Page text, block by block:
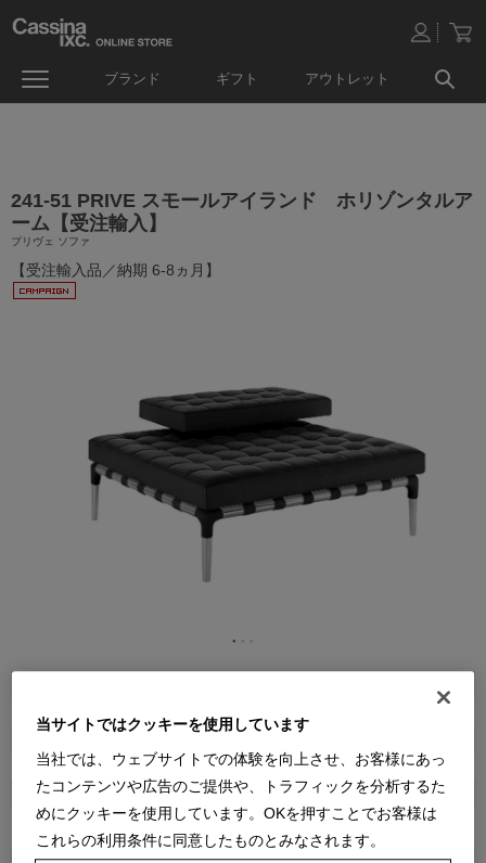
ブランド ギフト アウトレット
241-51 PRIVE スモールアイランド ホリゾンタルア
ーム【受注輸入】
プリヴェ ソファ
【受注輸入品／納期 6-8ヵ月】
● ● ●
￥1,643,400～ ￥2,039,400 (通常価格 ￥1,826,000～￥2,266,000)
在庫
受注輸入
当サイトではクッキーを使用しています
当社では、ウェブサイトでの体験を向上させ、お客様にあっ
たコンテンツや広告のご提供や、トラフィックを分析するた
めにクッキーを使用しています。OKを押すことでお客様は
これらの利用条件に同意したものとみなされます。